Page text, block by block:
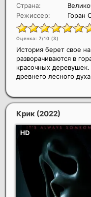
Страна:
Режиссер:
Горан
Оценка: 7/10 (3)
История берет свое
разворачиваются в
красочных
древнего лесного
Крик (2022)